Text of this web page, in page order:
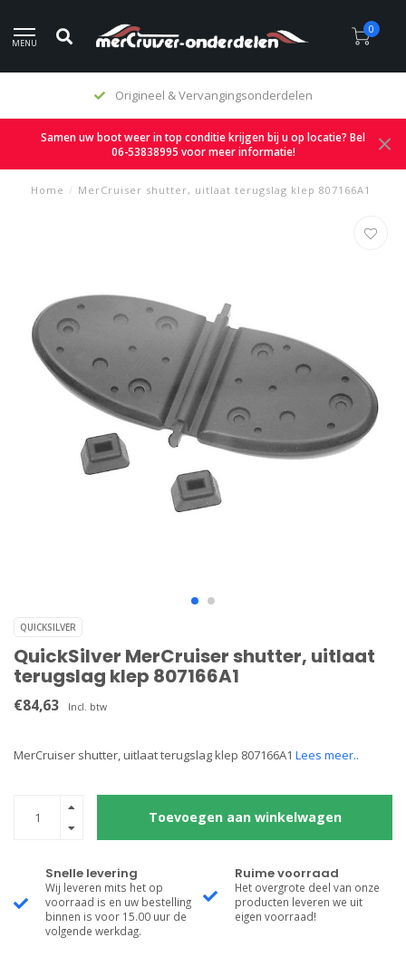
MENU
0
Origineel & Vervangingsonderdelen
Samen uw boot weer in top conditie krijgen bij u op locatie? Bel
06-53838995 voor meer informatie!
Home / MerCruiser shutter, uitlaat terugslag klep 807166A1
QUICKSILVER
QuickSilver MerCruiser shutter, uitlaat
terugslag klep 807166A1
€84,63 Incl. btw
MerCruiser shutter, uitlaat terugslag klep 807166A1 Lees meer..
Toevoegen aan winkelwagen
Snelle levering
Wij leveren mits het op
voorraad is en uw bestelling
binnen is voor 15.00 uur de
volgende werkdag.
Ruime voorraad
Het overgrote deel van onze
producten leveren we uit
eigen voorraad!